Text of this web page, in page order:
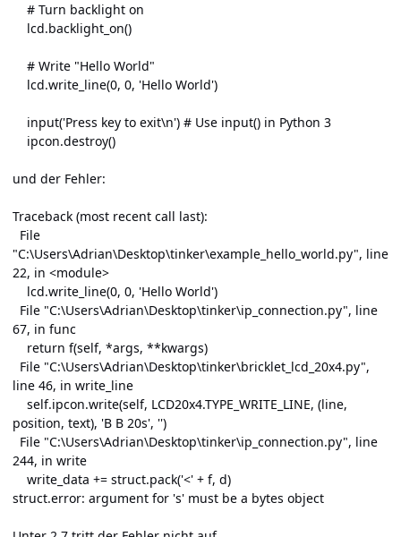
# Turn backlight on
lcd.backlight_on()
# Write "Hello World"
lcd.write_line(0, 0, 'Hello World')
input('Press key to exit\n') # Use input() in Python 3
ipcon.destroy()
und der Fehler:
Traceback (most recent call last):
File
"C:\Users\Adrian\Desktop\tinker\example_hello_world.py", line
22, in <module>
lcd.write_line(0, 0, 'Hello World')
File "C:\Users\Adrian\Desktop\tinker\ip_connection.py", line
67, in func
return f(self, *args, **kwargs)
File "C:\Users\Adrian\Desktop\tinker\bricklet_lcd_20x4.py",
line 46, in write_line
self.ipcon.write(self, LCD20x4.TYPE_WRITE_LINE, (line,
position, text), 'B B 20s', '')
File "C:\Users\Adrian\Desktop\tinker\ip_connection.py", line
244, in write
write_data += struct.pack('<' + f, d)
struct.error: argument for 's' must be a bytes object